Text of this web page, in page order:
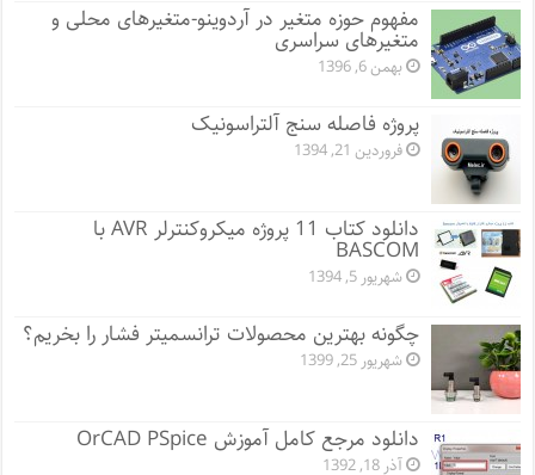
مفهوم حوزه متغیر در آردوینو-متغیرهای محلی و
متغیرهای سراسری
بهمن 6, 1396
پروژه فاصله سنج آلتراسونیک
فروردین 21, 1394
دانلود کتاب 11 پروژه میکروکنترلر AVR با
BASCOM
شهریور 5, 1394
چگونه بهترین محصولات ترانسمیتر فشار را بخریم؟
شهریور 25, 1399
دانلود مرجع کامل آموزش OrCAD PSpice
آذر 18, 1392